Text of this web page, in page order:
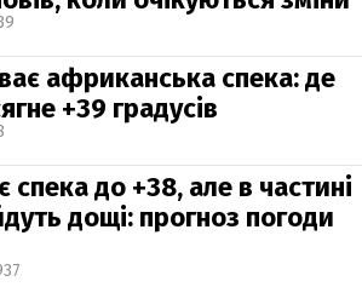
африканська спека: де
+39 градусів
спека до +38, але в частині
дощі: прогноз погоди